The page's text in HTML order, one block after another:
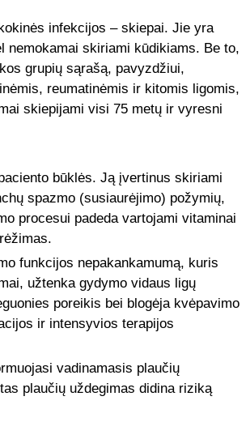
infekcijos – skiepai. Jie yra
nemokamai skiriami kūdikiams. Be to,
grupių sąrašą, pavyzdžiui,
reumatinėmis ir kitomis ligomis,
skiepijami visi 75 metų ir vyresni
būklės. Ją įvertinus skiriami
spazmo (susiaurėjimo) požymių,
procesui padeda vartojami vitaminai
funkcijos nepakankamumą, kuris
užtenka gydymo vidaus ligų
poreikis bei blogėja kvėpavimo
ir intensyvios terapijos
vadinamasis plaučių
plaučių uždegimas didina riziką